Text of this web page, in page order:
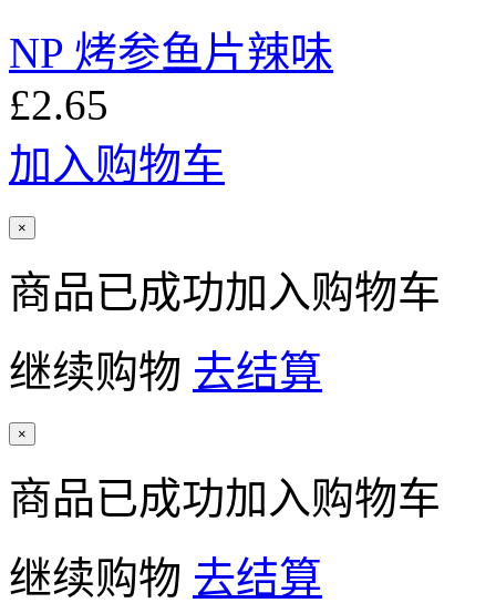
NP 烤参鱼片辣味
£2.65
加入购物车
×
商品已成功加入购物车
继续购物 去结算
×
商品已成功加入购物车
继续购物 去结算